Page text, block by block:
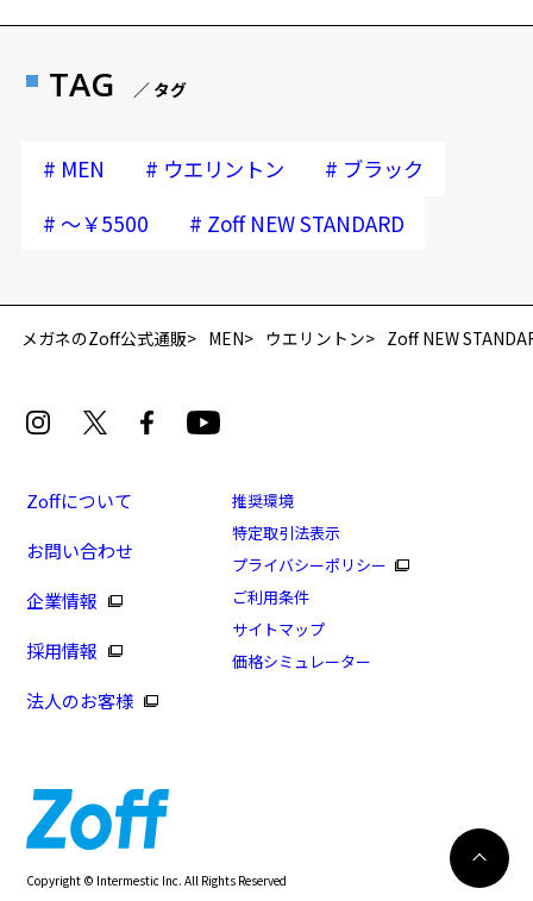
[スペシャルプライス]Zoff NEW STANDARD
商品番号：ZA231003-14E1/フレームカラー：ブラック/
単価：￥3,960
※商品が再入荷された際にメールでお知らせします。
※本サービスは商品の購入をお約束するものではありません。
※ご希望の商品が再入荷しない場合もございますので予めご了承ください。
※「再入荷お知らせメール」はZoffオンラインストアで取り扱っている商品が対象
となります。
再入荷のお知らせ
TAG ／ タグ
# MEN # ウエリントン # ブラック
# ～￥5500 # Zoff NEW STANDARD
メガネのZoff公式通販 MEN ウエリントン Zoff NEW
Zoffについて
お問い合わせ
企業情報
採用情報
法人のお客様
推奨環境
特定取引法表示
プライバシーポリシー
ご利用条件
サイトマップ
価格シミュレーター
Copyright © Intermestic Inc. All Rights Reserved